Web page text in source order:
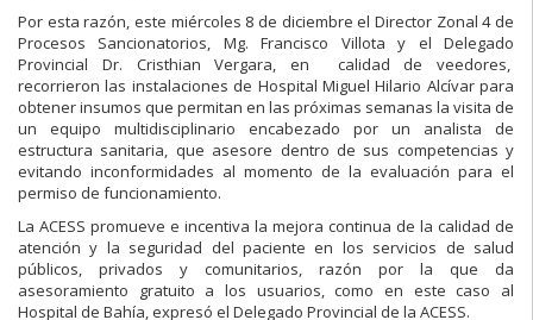
Por esta razón, este miércoles 8 de diciembre el Director Zonal 4 de
Procesos Sancionatorios, Mg. Francisco Villota y el Delegado
Provincial Dr. Cristhian Vergara, en calidad de veedores,
recorrieron las instalaciones de Hospital Miguel Hilario Alcívar para
obtener insumos que permitan en las próximas semanas la visita de
un equipo multidisciplinario encabezado por un analista de
estructura sanitaria, que asesore dentro de sus competencias y
evitando inconformidades al momento de la evaluación para el
permiso de funcionamiento.
La ACESS promueve e incentiva la mejora continua de la calidad de
atención y la seguridad del paciente en los servicios de salud
públicos, privados y comunitarios, razón por la que da
asesoramiento gratuito a los usuarios, como en este caso al
Hospital de Bahía, expresó el Delegado Provincial de la ACESS.